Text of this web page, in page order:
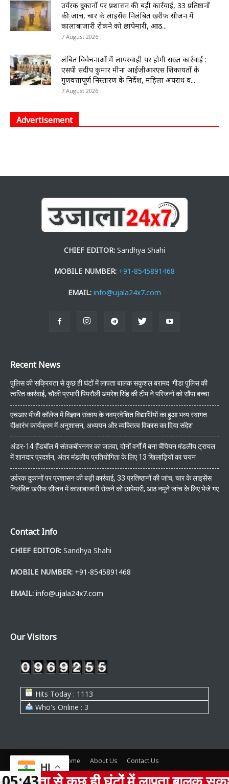
उर्वरक दुकानों पर प्रशासन की बड़ी कार्रवाई, 33 प्रतिष्ठानों
की जांच, चार के लाइसेंस निलंबित खरीफ सीजन में
कालाबाजारी रोकने को छापेमारी, आठ...
7 August 2026
लंबित विवेचनाओं में लापरवाही पर होगी सख्त कार्रवाई :
एसपी संदीप कुमार मीना आईजीआरएस शिकायतों के
गुणवत्तापूर्ण निस्तारण के निर्देश, महिला अपराध व...
7 August 2026
Advertisement
CHIEF EDITOR: Sandhya Shahi
MOBILE NUMBER: +91-8545891468
EMAIL: info@ujala24x7.com
Recent News
पुलिस की सक्रियता से कुछ ही घंटों में लापता बालक सकुशल बरामद गीडा पुलिस की
त्वरित कार्रवाई, चौकी प्रभारी पिपरौली अमरेश सिंह की टीम ने परिजनों को सौंपा बच्चा
एचआर पीजी कॉलेज में विज्ञान संकाय के नवप्रवेशित विद्यार्थियों का हुआ भव्य स्वागत
दीक्षारंभ कार्यक्रम में अनुशासन, अध्ययन और व्यक्तित्व विकास का दिया संदेश
अंडर-14 हैंडबॉल में संतकबीरनगर का जलवा, दोनों वर्गों में बना चैंपियन मंडलीय ट्रायल
में शानदार प्रदर्शन, अंतर मंडलीय प्रतियोगिता के लिए 13 खिलाड़ियों का चयन
उर्वरक दुकानों पर प्रशासन की बड़ी कार्रवाई, 33 प्रतिष्ठानों की जांच, चार के लाइसेंस
निलंबित खरीफ सीजन में कालाबाजारी रोकने को छापेमारी, आठ नमूने जांच के लिए भेजे गए
Contact Info
CHIEF EDITOR: Sandhya Shahi
MOBILE NUMBER: +91-8545891468
EMAIL: info@ujala24x7.com
Our Visitors
Hits Today : 1113
Who's Online : 3
Home About Us Contact Us
© www.ujala24x7.com, all rights are reserved
HI